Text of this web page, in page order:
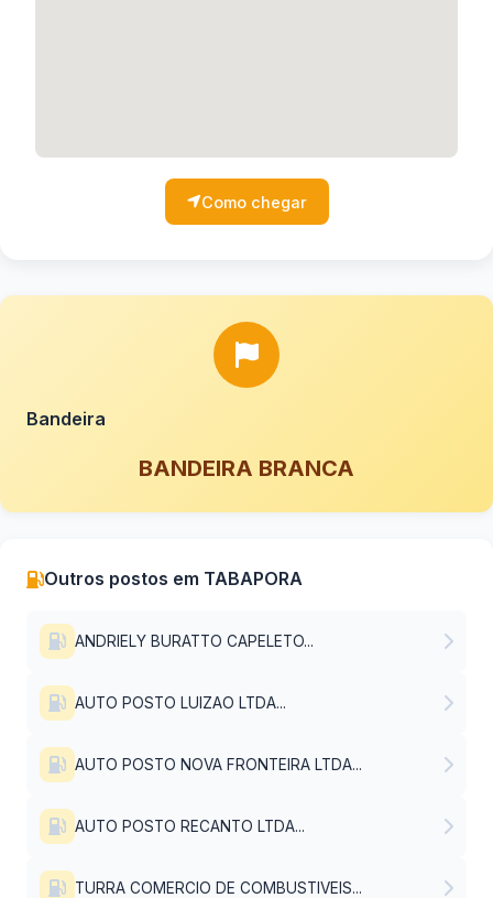
Como chegar
Bandeira
BANDEIRA BRANCA
Outros postos em TABAPORA
ANDRIELY BURATTO CAPELETO...
AUTO POSTO LUIZAO LTDA...
AUTO POSTO NOVA FRONTEIRA LTDA...
AUTO POSTO RECANTO LTDA...
TURRA COMERCIO DE COMBUSTIVEIS...